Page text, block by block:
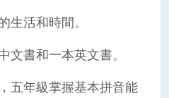
生活和時間。
文書和一本英文書。
五年級掌握基本拼音能